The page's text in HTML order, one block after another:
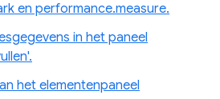
en performance.measure.
in het paneel
het elementenpaneel